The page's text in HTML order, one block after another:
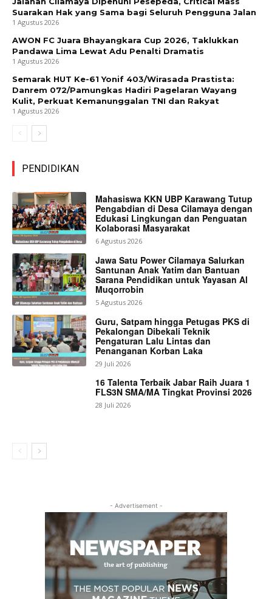
Suarakan Hak yang Sama bagi Seluruh Pengguna Jalan
1 Agustus 2026
AWON FC Juara Bhayangkara Cup 2026, Taklukkan
Pandawa Lima Lewat Adu Penalti Dramatis
1 Agustus 2026
Semarak HUT Ke-61 Yonif 403/Wirasada Prastista:
Danrem 072/Pamungkas Hadiri Pagelaran Wayang
Kulit, Perkuat Kemanunggalan TNI dan Rakyat
1 Agustus 2026
PENDIDIKAN
Mahasiswa KKN UBP Karawang Tutup
Pengabdian di Desa Cilamaya dengan
Edukasi Lingkungan dan Penguatan
Kolaborasi Masyarakat
6 Agustus 2026
Jawa Satu Power Cilamaya Salurkan
Santunan Anak Yatim dan Bantuan
Sarana Pendidikan untuk Yayasan Al
Muqorrobin
5 Agustus 2026
Guru, Satpam hingga Petugas PKS di
Pekalongan Dibekali Teknik
Pengaturan Lalu Lintas dan
Penanganan Korban Laka
29 Juli 2026
16 Talenta Terbaik Jabar Raih Juara 1
FLS3N SMA/MA Tingkat Provinsi 2026
28 Juli 2026
- Advertisement -